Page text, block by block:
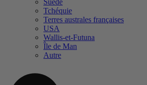
Suède
Tchéquie
Terres australes françaises
USA
Wallis-et-Futuna
Île de Man
Autre